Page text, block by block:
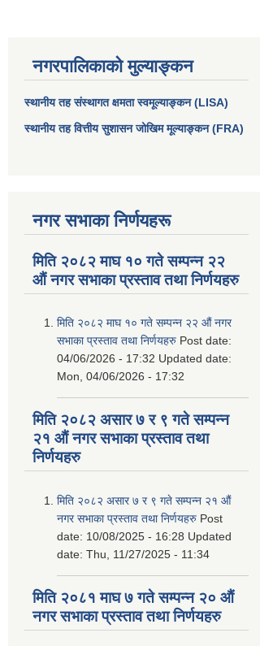
नगरपालिकाको मुल्याङ्कन
स्थानीय तह संस्थागत क्षमता स्वमूल्याङ्कन (LISA)
स्थानीय तह वित्तीय सुशासन जोखिम मूल्याङ्कन (FRA)
नगर सभाका निर्णयहरू
मिति २०८२ माघ १० गते सम्पन्न २२
औं नगर सभाका प्रस्ताव तथा निर्णयहरु
मिति २०८२ माघ १० गते सम्पन्न २२ औं नगर
सभाका प्रस्ताव तथा निर्णयहरु Post date:
04/06/2026 - 17:32 Updated date:
Mon, 04/06/2026 - 17:32
मिति २०८२ असार ७ र ९ गते सम्पन्न
२१ औं नगर सभाका प्रस्ताव तथा
निर्णयहरु
मिति २०८२ असार ७ र ९ गते सम्पन्न २१ औं
नगर सभाका प्रस्ताव तथा निर्णयहरु Post
date: 10/08/2025 - 16:28 Updated
date: Thu, 11/27/2025 - 11:34
मिति २०८१ माघ ७ गते सम्पन्न २० औं
नगर सभाका प्रस्ताव तथा निर्णयहरु